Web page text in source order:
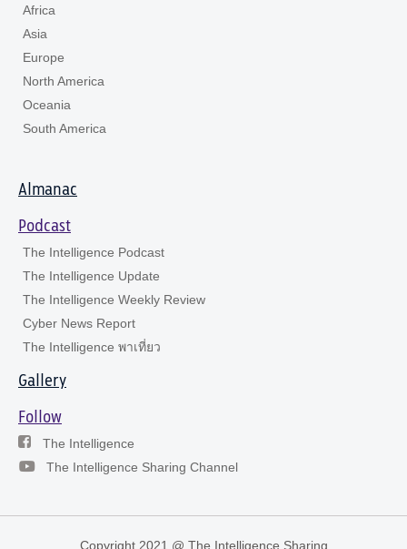
Africa
Asia
Europe
North America
Oceania
South America
Almanac
Podcast
The Intelligence Podcast
The Intelligence Update
The Intelligence Weekly Review
Cyber News Report
The Intelligence พาเที่ยว
Gallery
Follow
The Intelligence
The Intelligence Sharing Channel
Copyright 2021 @ The Intelligence Sharing